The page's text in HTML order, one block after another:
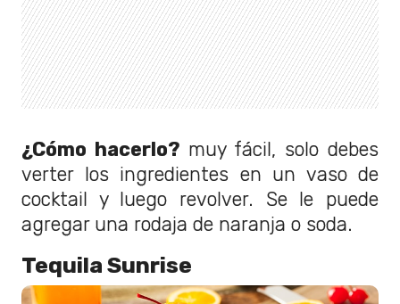
¿Cómo hacerlo?muy fácil, solo debes
verter los ingredientes en un vaso de
cocktail y luego revolver. Se le puede
agregar una rodaja de naranja o soda.
Tequila Sunrise